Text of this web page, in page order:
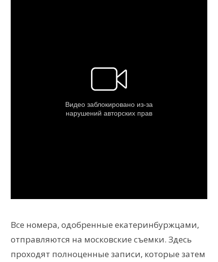
Все номера, одобренные екатеринбуржцами,
отправляются на московские съемки. Здесь
проходят полноценные записи, которые затем